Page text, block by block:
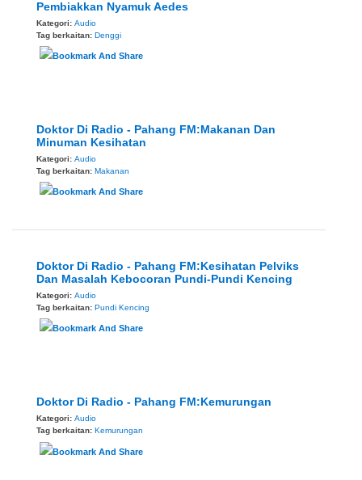
Pembiakkan Nyamuk Aedes
Kategori: Audio
Tag berkaitan: Denggi
Doktor Di Radio - Pahang FM:Makanan Dan
Minuman Kesihatan
Kategori: Audio
Tag berkaitan: Makanan
Doktor Di Radio - Pahang FM:Kesihatan Pelviks
Dan Masalah Kebocoran Pundi-Pundi Kencing
Kategori: Audio
Tag berkaitan: Pundi Kencing
Doktor Di Radio - Pahang FM:Kemurungan
Kategori: Audio
Tag berkaitan: Kemurungan